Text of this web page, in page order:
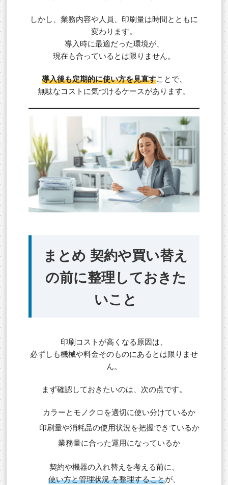
しかし、業務内容や人員、印刷量は時間とともに
変わります。
導入時に最適だった環境が、
現在も合っているとは限りません。
導入後も定期的に使い方を見直すことで、
無駄なコストに気づけるケースがあります。
まとめ 契約や買い替え
の前に整理しておきた
いこと
印刷コストが高くなる原因は、
必ずしも機械や料金そのものにあるとは限りませ
ん。
まず確認しておきたいのは、次の点です。
カラーとモノクロを適切に使い分けているか
印刷量や消耗品の使用状況を把握できているか
業務量に合った運用になっているか
契約や機器の入れ替えを考える前に、
使い方と管理状況 を整理することが、